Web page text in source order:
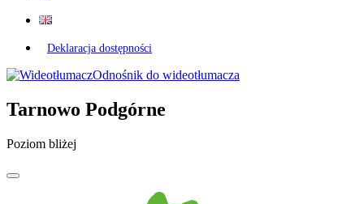
Deklaracja dostępności
Odnośnik do wideotłumacza
Tarnowo Podgórne
Poziom bliżej